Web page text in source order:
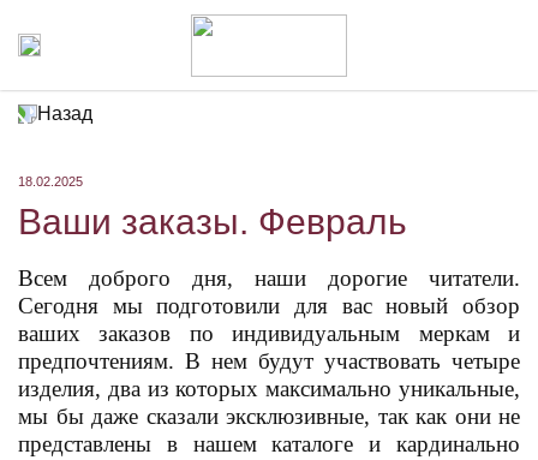
Назад
18.02.2025
Ваши заказы. Февраль
Всем доброго дня, наши дорогие читатели.
Сегодня мы подготовили для вас новый обзор
ваших заказов по индивидуальным меркам и
предпочтениям. В нем будут участвовать четыре
изделия, два из которых максимально уникальные,
мы бы даже сказали эксклюзивные, так как они не
представлены в нашем каталоге и кардинально